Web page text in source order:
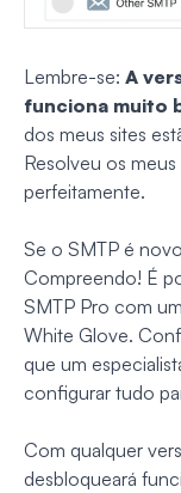
Lembre-se: A
funciona muito
dos meus sites
Resolveu os
perfeitamente.
Se o SMTP é
Compreendo! É
SMTP Pro com
White Glove.
que um
configurar tudo
Com qualquer
desbloqueará